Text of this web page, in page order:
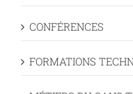
CONFÉRENCES
FORMATIONS